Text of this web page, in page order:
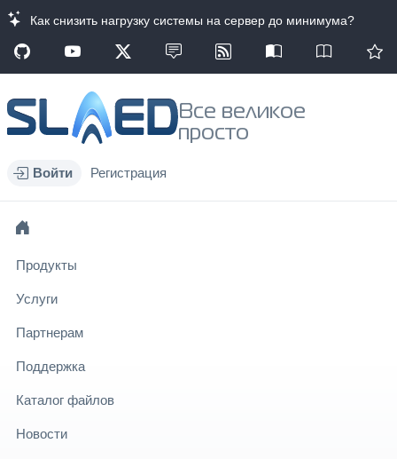
Как снизить нагрузку системы на сервер до минимума?
Все великое
просто
Войти Регистрация
Продукты
Услуги
Партнерам
Поддержка
Каталог файлов
Новости